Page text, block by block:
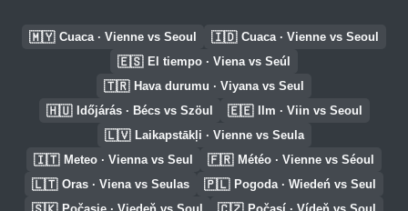
🇲🇾 Cuaca · Vienne vs Seoul 🇮🇩 Cuaca · Vienne vs Seoul
🇪🇸 El tiempo · Viena vs Seúl
🇹🇷 Hava durumu · Viyana vs Seul
🇭🇺 Időjárás · Bécs vs Szöul 🇪🇪 Ilm · Viin vs Seoul
🇱🇻 Laikapstākļi · Vienne vs Seula
🇮🇹 Meteo · Vienna vs Seul 🇫🇷 Météo · Vienne vs Séoul
🇱🇹 Oras · Viena vs Seulas 🇵🇱 Pogoda · Wiedeń vs Seul